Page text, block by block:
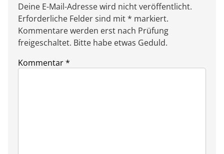
Deine E-Mail-Adresse wird nicht veröffentlicht.
Erforderliche Felder sind mit * markiert.
Kommentare werden erst nach Prüfung
freigeschaltet. Bitte habe etwas Geduld.
Kommentar*